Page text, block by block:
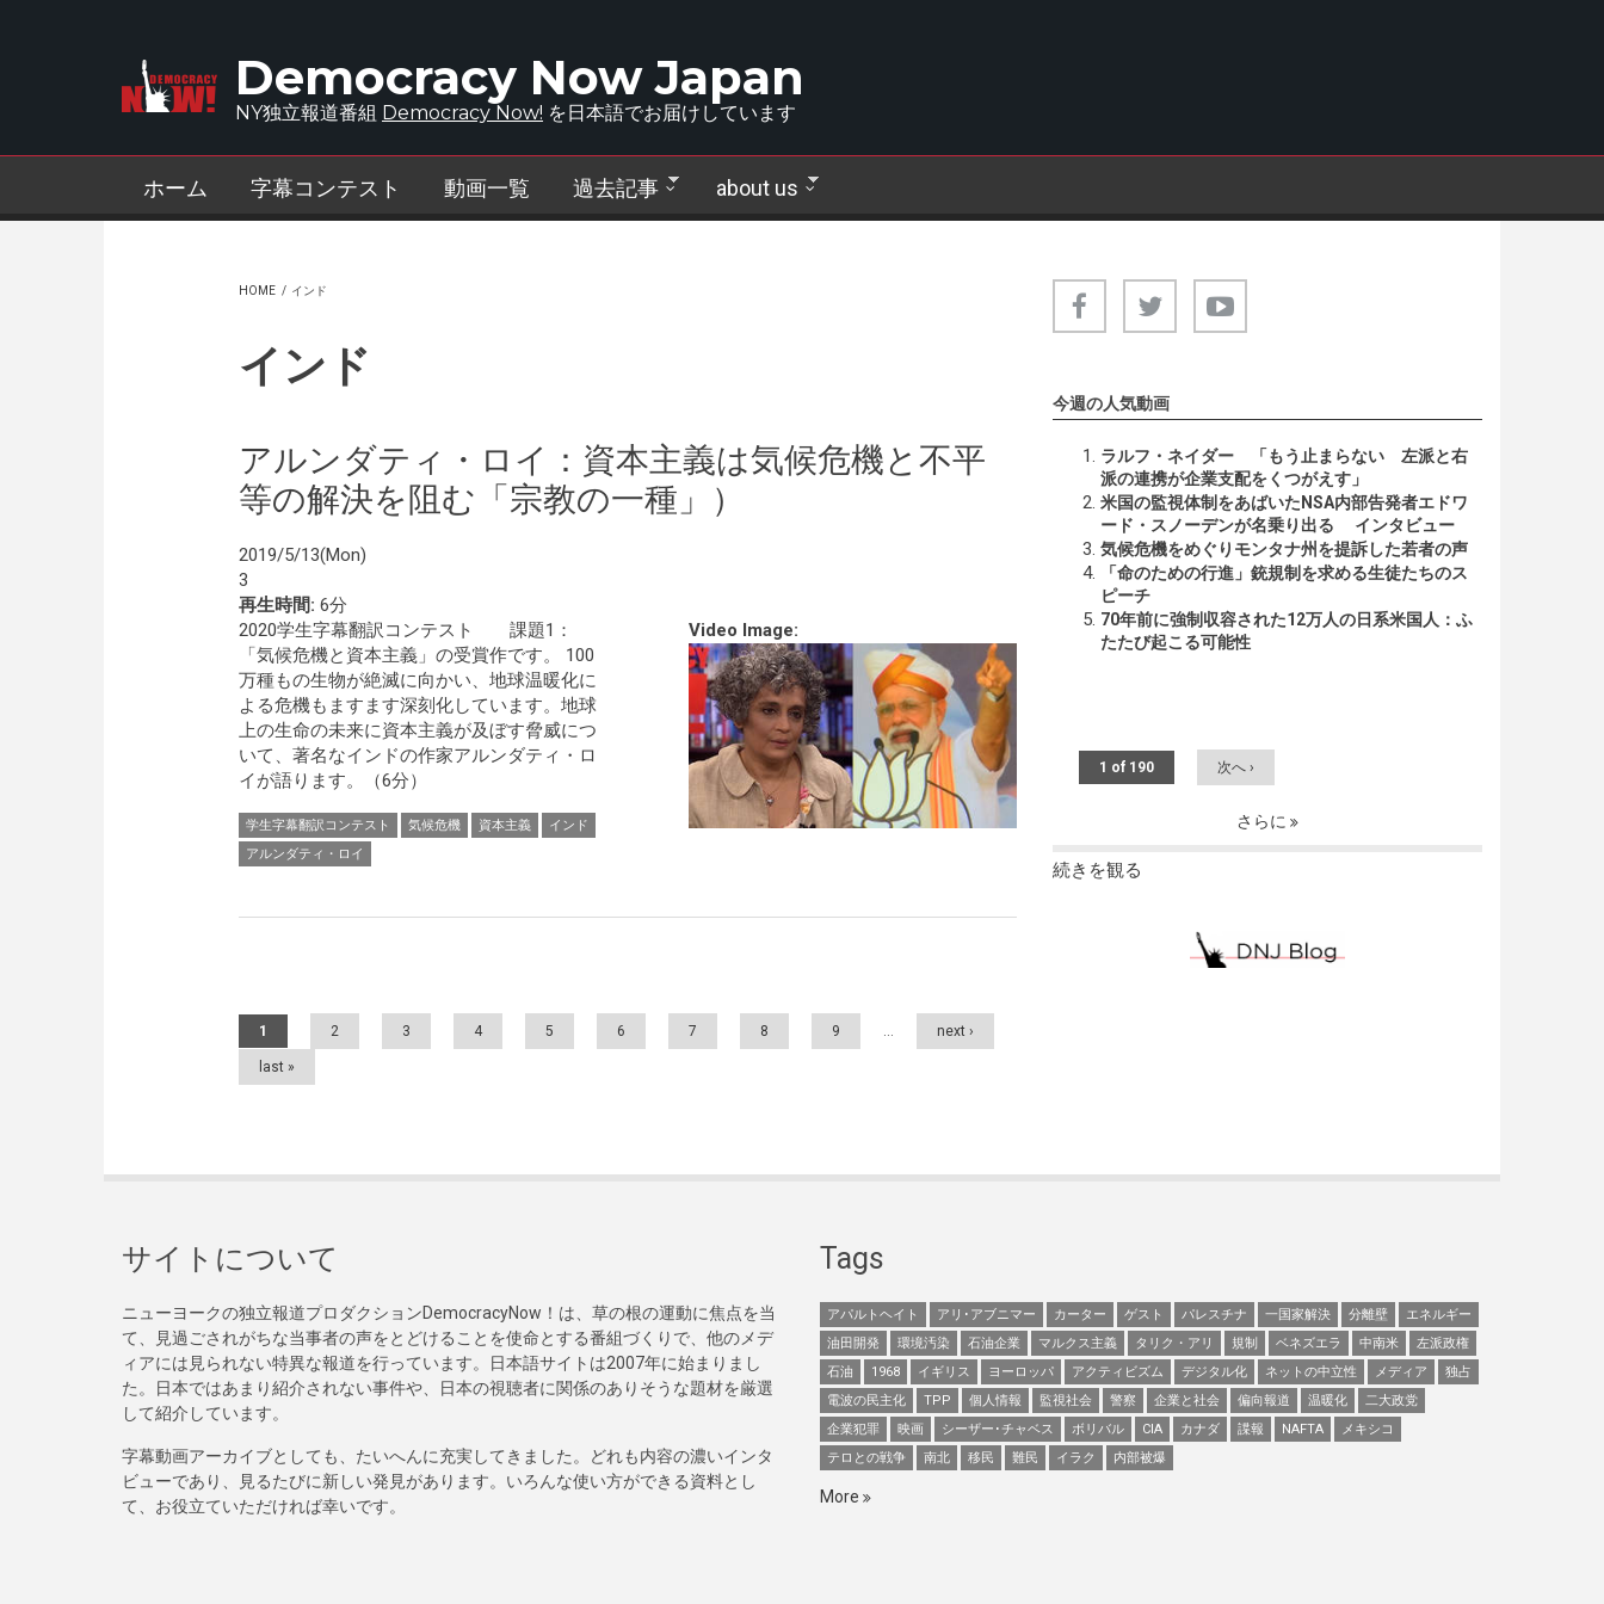
Democracy Now Japan
NY独立報道番組 Democracy Now! を日本語でお届けしています
ホーム 字幕コンテスト 動画一覧 過去記事 about us
HOME / インド
インド
アルンダティ・ロイ：資本主義は気候危機と不平
等の解決を阻む「宗教の一種」）
2019/5/13(Mon)
3
再生時間: 6分
Video Image:
2020学生字幕翻訳コンテスト 課題1：
「気候危機と資本主義」の受賞作です。 100
万種もの生物が絶滅に向かい、地球温暖化に
よる危機もますます深刻化しています。地球
上の生命の未来に資本主義が及ぼす脅威につ
いて、著名なインドの作家アルンダティ・ロ
イが語ります。（6分）
学生字幕翻訳コンテスト 気候危機 資本主義
インド
アルンダティ・ロイ
Pages
1 2 3 4 5 6 7 8 9 … next ›
last »
今週の人気動画
ラルフ・ネイダー 「もう止まらない 左派と右
派の連携が企業支配をくつがえす」
米国の監視体制をあばいたNSA内部告発者エドワ
ード・スノーデンが名乗り出る インタビュー
気候危機をめぐりモンタナ州を提訴した若者の声
「命のための行進」銃規制を求める生徒たちのス
ピーチ
70年前に強制収容された12万人の日系米国人：ふ
たたび起こる可能性
1 of 190 次へ ›
さらに
続きを観る
サイトについて
ニューヨークの独立報道プロダクションDemocracyNow！は、草の根の運動に焦点を当
て、見過ごされがちな当事者の声をとどけることを使命とする番組づくりで、他のメデ
ィアには見られない特異な報道を行っています。日本語サイトは2007年に始まりまし
た。日本ではあまり紹介されない事件や、日本の視聴者に関係のありそうな題材を厳選
して紹介しています。
字幕動画アーカイブとしても、たいへんに充実してきました。どれも内容の濃いインタ
ビューであり、見るたびに新しい発見があります。いろんな使い方ができる資料とし
て、お役立ていただければ幸いです。
Tags
アパルトヘイト アリ･アブニマー カーター ゲスト パレスチナ 一国家解決 分離壁
エネルギー
油田開発
環境汚染 石油企業 マルクス主義 タリク・アリ 規制 ベネズエラ 中南米
左派政権
石油
1968 イギリス ヨーロッパ アクティビズム デジタル化 ネットの中立性 メディア
独占
電波の民主化
TPP 個人情報 監視社会 警察 企業と社会 偏向報道 温暖化
二大政党
企業犯罪
映画 シーザー･チャベス ボリバル CIA カナダ 諜報 NAFTA
メキシコ
テロとの戦争
南北 移民 難民 イラク 内部被爆
More